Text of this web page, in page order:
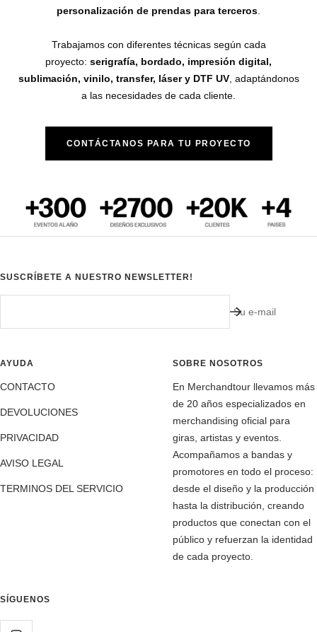
personalización de prendas para terceros
Trabajamos con diferentes técnicas según cada
proyecto: serigrafía, bordado, impresión digital,
sublimación, vinilo, transfer, láser y DTF UV, adaptándonos
a las necesidades de cada cliente.
CONTÁCTANOS PARA TU PROYECTO
SUSCRÍBETE A NUESTRO NEWSLETTER!
Su e-mail
AYUDA
CONTACTO
DEVOLUCIONES
PRIVACIDAD
AVISO LEGAL
TERMINOS DEL SERVICIO
SOBRE NOSOTROS
En Merchandtour llevamos más
de 20 años especializados en
merchandising oficial para
giras, artistas y eventos.
Acompañamos a bandas y
promotores en todo el proceso:
desde el diseño y la producción
hasta la distribución, creando
productos que conectan con el
público y refuerzan la identidad
de cada proyecto.
SÍGUENOS